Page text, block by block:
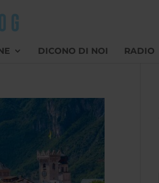
DICONO DI NOI RADIO